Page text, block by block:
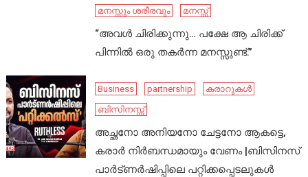
മനസ്സും ശരീരവും
മനസ്സ്
“അവൾ ചിരിക്കുന്നു… പക്ഷേ ആ ചിരിക്ക്
പിന്നിൽ ഒരു തകർന്ന മനസ്സുണ്ട്.”
Business partnership
കരാറുകൾ
ബിസിനസ്സ്
അച്ഛനോ അനിയനോ ചേട്ടനോ ആകട്ടെ,
കരാർ നിർബന്ധമായും വേണം |ബിസിനസ്
പാർട്ണർഷിപ്പിലെ പറ്റിക്കപ്പെടലുകൾ